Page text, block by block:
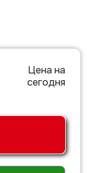
Цена на
сегодня